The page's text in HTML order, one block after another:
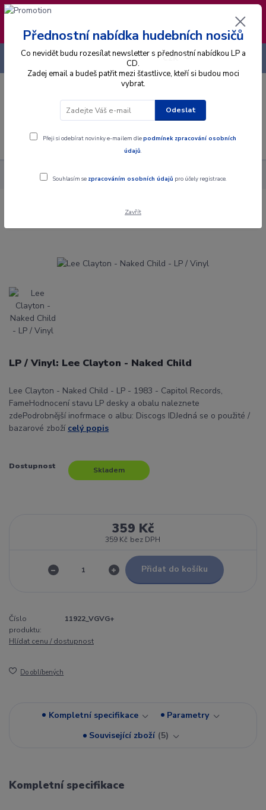
❣️ Od 4.8. do 13.8. čerpám dovolenou. Datum
expedice objednávek se posouvá na pátek
14.8.2026 🐋
Menu
CZK
+420 725 736 293
Alba Gramodesky Lee Clayton - Naked Child - LP / Vinyl
Lee Clayton - Naked Child - LP / Vinyl
LP / Vinyl: Lee Clayton - Naked Child
Lee Clayton - Naked Child - LP - 1983 - Capitol Records,
FameHodnocení stavu LP desky a obalu naleznete
zdePodrobnější inofrmace o albu: Discogs IDJedná se o použité /
bazarové zboží celý popis
Dostupnost Skladem
359 Kč
359 Kč bez DPH
Přidat do košíku
Číslo
produktu:
11922_VGVG+
Hlídat cenu / dostupnost
Do oblíbených
Kompletní specifikace
Parametry
Související zboží 5
Kompletní specifikace
Přednostní nabídka hudebních nosičů
Co nevidět budu rozesílat newsletter s přednostní nabídkou LP a
CD.
Zadej email a budeš patřit mezi šťastlivce, kteří si budou moci
vybrat.
Odeslat
Přeji si odebírat novinky e-mailem dlepodmínek zpracování osobních
údajů.
Souhlasím se zpracováním osobních údajů pro účely registrace.
Zavřít